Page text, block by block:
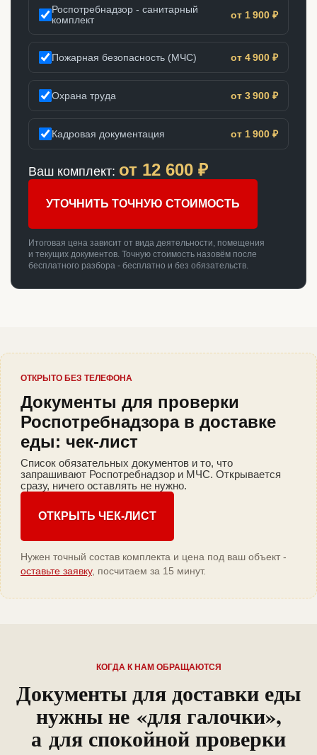
Роспотребнадзор - санитарный
комплект
от 1 900 ₽
Пожарная безопасность (МЧС) от 4 900 ₽
Охрана труда от 3 900 ₽
Кадровая документация от 1 900 ₽
Ваш комплект: от 12 600 ₽
УТОЧНИТЬ ТОЧНУЮ СТОИМОСТЬ
Итоговая цена зависит от вида деятельности, помещения
и текущих документов. Точную стоимость назовём после
бесплатного разбора - бесплатно и без обязательств.
ОТКРЫТО БЕЗ ТЕЛЕФОНА
Документы для проверки
Роспотребнадзора в доставке
еды: чек-лист
Список обязательных документов и то, что
запрашивают Роспотребнадзор и МЧС. Открывается
сразу, ничего оставлять не нужно.
ОТКРЫТЬ ЧЕК-ЛИСТ
Нужен точный состав комплекта и цена под ваш объект -
оставьте заявку, посчитаем за 15 минут.
КОГДА К НАМ ОБРАЩАЮТСЯ
Документы для доставки еды
нужны не «для галочки»,
а для спокойной проверки